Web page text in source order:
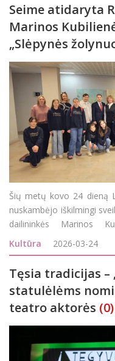
Seime atidaryta
Marinos
„Slėpynės
Šių metų kovo 24 dieną
nuskambėjo iškilmingi
dailininkės Marinos
intriguojančiu pavadinimu
ritmika ir vidiniu jautrumu
Kultūra 2026-03-24
Tęsia tradicijas –
statulėlėms
teatro aktorės (0)